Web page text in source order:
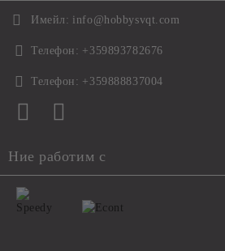
Имейл: info@hobbysvqt.com
Телефон: +359893782676
Телефон: +359888837004
Ние работим с